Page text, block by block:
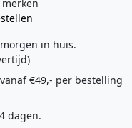
in huis.
€49,- per bestelling
dagen.